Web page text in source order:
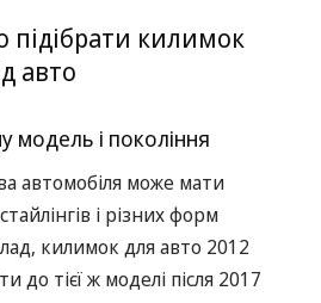
підібрати килимок
авто
модель і покоління
автомобіля може мати
і різних форм
килимок для авто 2012
до тієї ж моделі після 2017